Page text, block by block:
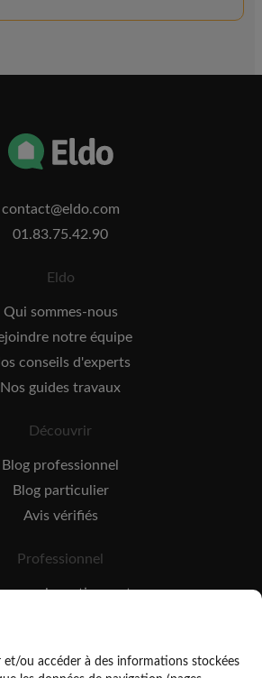
contact@eldo.com
01.83.75.42.90
Eldo
Qui sommes-nous
notre équipe
conseils d'experts
Nos guides travaux
Découvrir
Blog professionnel
Blog particulier
Avis vérifiés
Professionnel
pour les artisans et pros
les réseaux, marques et industriels
et/ou accéder à des informations stockées